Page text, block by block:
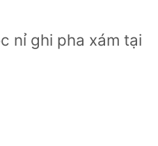
nỉ ghi pha xám tại